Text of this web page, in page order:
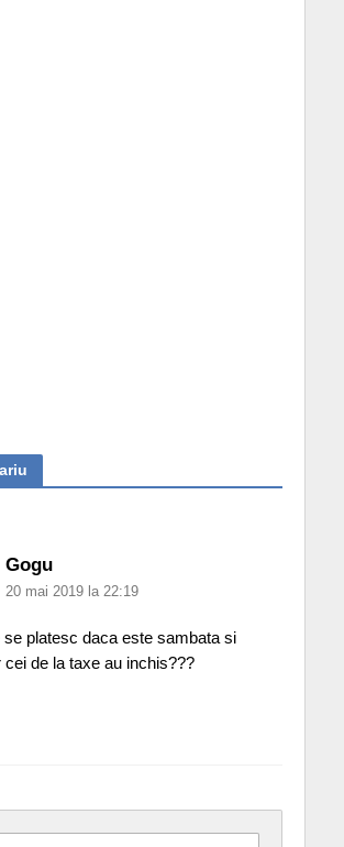
Gogu
20 mai 2019 la 22:19
se platesc daca este sambata si
cei de la taxe au inchis???